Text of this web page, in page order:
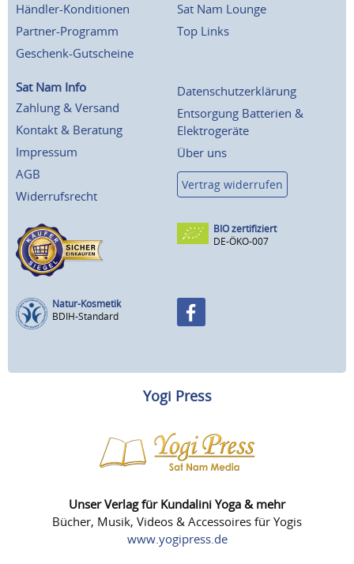
Händler-Konditionen
Partner-Programm
Geschenk-Gutscheine
Sat Nam Lounge
Top Links
Sat Nam Info
Zahlung & Versand
Kontakt & Beratung
Impressum
AGB
Widerrufsrecht
Datenschutzerklärung
Entsorgung Batterien &
Elektrogeräte
Über uns
Vertrag widerrufen
BIO zertifiziert
DE-ÖKO-007
Natur-Kosmetik
BDIH-Standard
Yogi Press
Unser Verlag für Kundalini Yoga & mehr
Bücher, Musik, Videos & Accessoires für Yogis
www.yogipress.de